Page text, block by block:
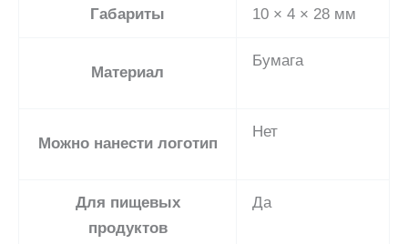
Габариты 10 × 4 × 28 мм
Материал
Бумага
Можно нанести логотип
Нет
Для пищевых
продуктов
Да